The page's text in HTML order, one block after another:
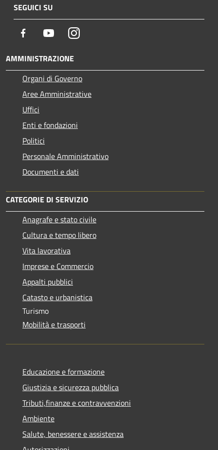
SEGUICI SU
Facebook YoutubeInstagram
AMMINISTRAZIONE
Organi di Governo
Aree Amministrative
Uffici
Enti e fondazioni
Politici
Personale Amministrativo
Documenti e dati
CATEGORIE DI SERVIZIO
Anagrafe e stato civile
Cultura e tempo libero
Vita lavorativa
Imprese e Commercio
Appalti pubblici
Catasto e urbanistica
Turismo
Mobilità e trasporti
Educazione e formazione
Giustizia e sicurezza pubblica
Tributi,finanze e contravvenzioni
Ambiente
Salute, benessere e assistenza